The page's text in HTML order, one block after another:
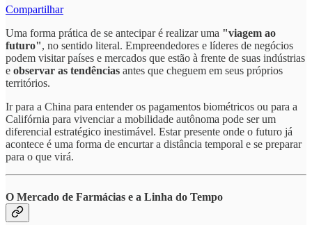
Compartilhar
Uma forma prática de se antecipar é realizar uma "viagem ao
futuro", no sentido literal. Empreendedores e líderes de negócios
podem visitar países e mercados que estão à frente de suas indústrias
e observar as tendências antes que cheguem em seus próprios
territórios.
Ir para a China para entender os pagamentos biométricos ou para a
Califórnia para vivenciar a mobilidade autônoma pode ser um
diferencial estratégico inestimável. Estar presente onde o futuro já
acontece é uma forma de encurtar a distância temporal e se preparar
para o que virá.
O Mercado de Farmácias e a Linha do Tempo